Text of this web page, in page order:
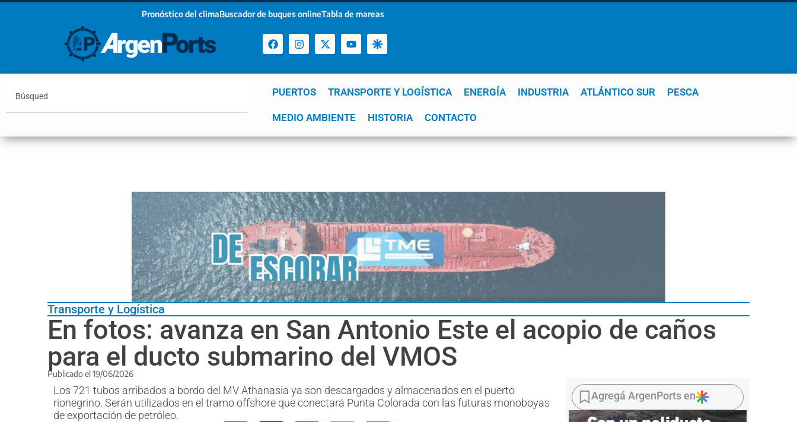
Pronóstico del climaBuscador de buques onlineTabla de mareas
PUERTOS TRANSPORTE Y LOGÍSTICA ENERGÍA INDUSTRIA ATLÁNTICO SUR PESCA
MEDIO AMBIENTE HISTORIA CONTACTO
YPF GNL Mar del Plata Patagonia Quequén
Transporte y Logística
En fotos: avanza en San Antonio Este el acopio de caños
para el ducto submarino del VMOS
Publicado el 19/06/2026
Los 721 tubos arribados a bordo del MV Athanasia ya son descargados y almacenados en el puerto
rionegrino. Serán utilizados en el tramo offshore que conectará Punta Colorada con las futuras monoboyas
de exportación de petróleo.
Agregá ArgenPorts en
¡Sumate a nuestro Newsletter!
Email
Estoy de acuerdo con las condiciones y políticas de